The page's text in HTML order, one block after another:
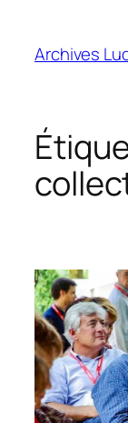
contenu
Archives